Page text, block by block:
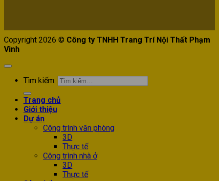
Copyright 2026 © Công ty TNHH Trang Trí Nội Thất Phạm
Vinh
Tìm kiếm:
Trang chủ
Giới thiệu
Dự án
Công trình văn phòng
3D
Thực tế
Công trình nhà ở
3D
Thực tế